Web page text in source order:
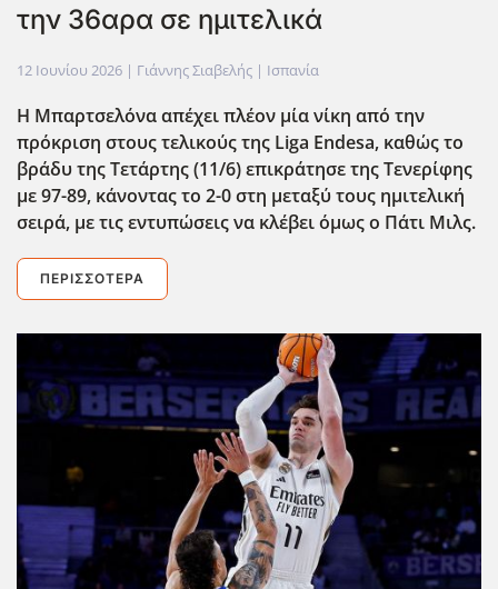
την 36αρα σε ημιτελικά
12 Ιουνίου 2026 | Γιάννης Σιαβελής | Ισπανία
Η Μπαρτσελόνα απέχει πλέον μία νίκη από την
πρόκριση στους τελικούς της Liga Endesa, καθώς το
βράδυ της Τετάρτης (11/6) επικράτησε της Τενερίφης
με 97-89, κάνοντας το 2-0 στη μεταξύ τους ημιτελική
σειρά, με τις εντυπώσεις να κλέβει όμως ο Πάτι Μιλς.
ΠΕΡΙΣΣΌΤΕΡΑ